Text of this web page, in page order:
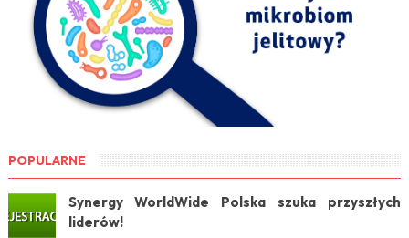
POPULARNE
Synergy WorldWide Polska szuka przyszłych
liderów!